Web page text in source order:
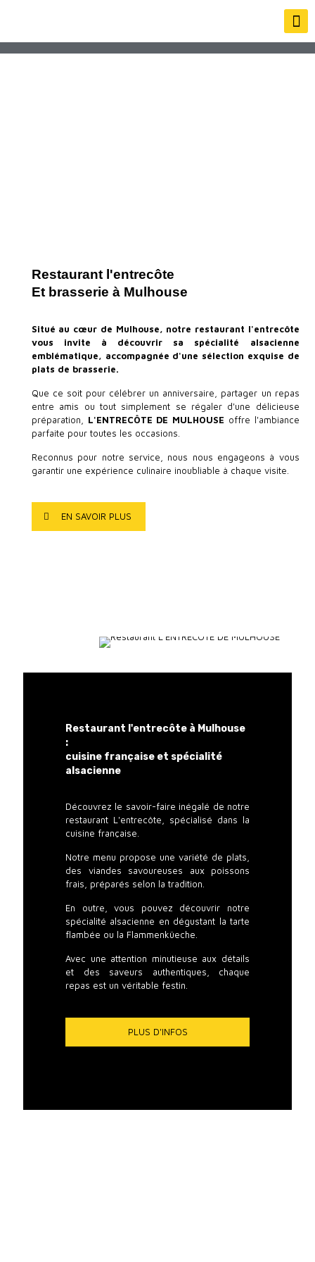
Restaurant l'entrecôte
Et brasserie à Mulhouse
Situé au cœur de Mulhouse, notre restaurant l'entrecôte
vous invite à découvrir sa spécialité alsacienne
emblématique, accompagnée d'une sélection exquise de
plats de brasserie.
Que ce soit pour célébrer un anniversaire, partager un repas
entre amis ou tout simplement se régaler d'une délicieuse
préparation, L'ENTRECÔTE DE MULHOUSE offre l'ambiance
parfaite pour toutes les occasions.
Reconnus pour notre service, nous nous engageons à vous
garantir une expérience culinaire inoubliable à chaque visite.
EN SAVOIR PLUS
Restaurant l'entrecôte à Mulhouse
:
cuisine française et spécialité
alsacienne
Découvrez le savoir-faire inégalé de notre
restaurant L'entrecôte, spécialisé dans la
cuisine française.
Notre menu propose une variété de plats,
des viandes savoureuses aux poissons
frais, préparés selon la tradition.
En outre, vous pouvez découvrir notre
spécialité alsacienne en dégustant la tarte
flambée ou la Flammenküeche.
Avec une attention minutieuse aux détails
et des saveurs authentiques, chaque
repas est un véritable festin.
PLUS D'INFOS